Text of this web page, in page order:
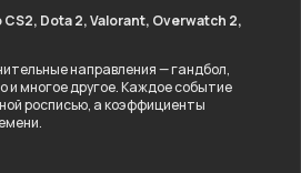
Dota 2, Valorant, Overwatch 2,
направления — гандбол,
и многое другое. Каждое событие
росписью, а коэффициенты